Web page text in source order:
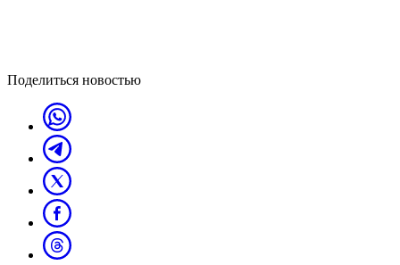
Поделиться новостью